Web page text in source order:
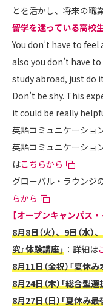
とを活かし、将来の職
――留学を迷っている高
You don’t have to
also you don’t have
study abroad, just do
Don’t be shy. This
it could be really
英語コミュニケーショ
英語コミュニケーショ
はこちらから
グローバル・ラウン
らから
【オープンキャンパス
8月8日（火）、9日（水
究』体験講座」 ：詳細は
8月11日（金祝）「夏休
8月24日（木）「総合型
8月27日（日）「夏休み